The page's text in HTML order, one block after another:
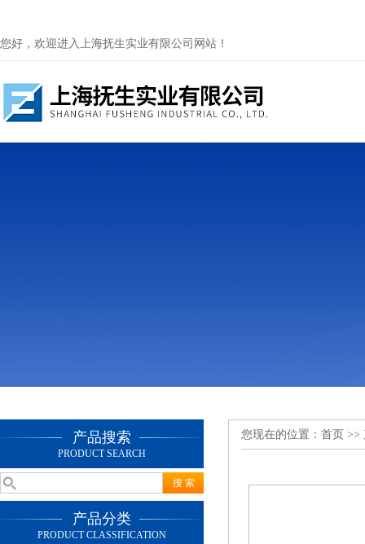
您好，欢迎进入上海抚生实业有限公司网站！
产品搜索
PRODUCT SEARCH
产品分类
PRODUCT CLASSIFICATION
您现在的位置： 首页 >>